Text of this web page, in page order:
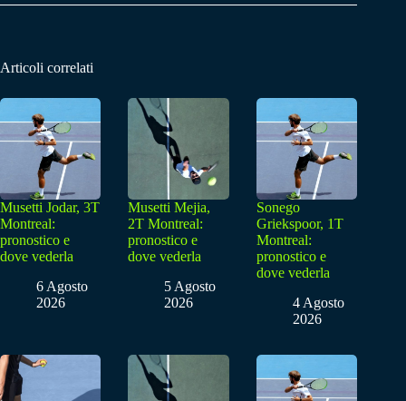
Articoli correlati
Musetti Jodar, 3T
Montreal:
pronostico e
dove vederla
6 Agosto
2026
Musetti Mejia,
2T Montreal:
pronostico e
dove vederla
5 Agosto
2026
Sonego
Griekspoor, 1T
Montreal:
pronostico e
dove vederla
4 Agosto
2026